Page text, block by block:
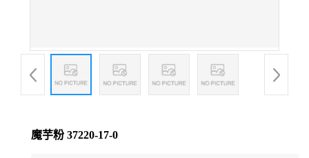
魔芋粉 37220-17-0